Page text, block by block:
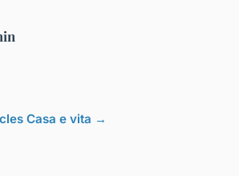
Casa e vita →